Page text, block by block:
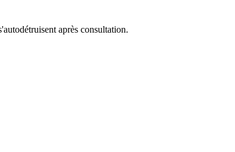
après consultation.